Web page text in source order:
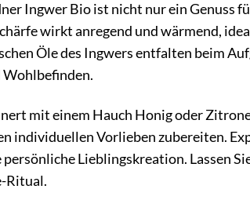
Ingwer Bio ist nicht nur ein Genuss
wirkt anregend und wärmend,
Öle des Ingwers entfalten beim
mit einem Hauch Honig oder
individuellen Vorlieben zubereiten.
persönliche Lieblingskreation. Lassen
Ritual.